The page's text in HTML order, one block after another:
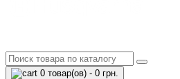
0 товар(ов) - 0 грн.